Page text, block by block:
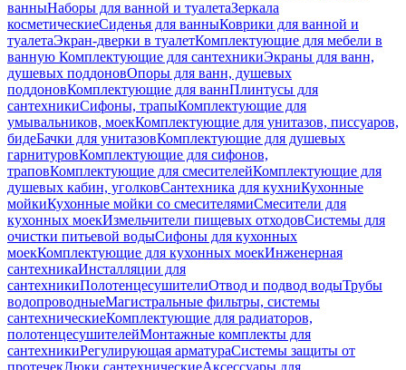
ванныНаборы для ванной и туалетаЗеркала
косметическиеСиденья для ванныКоврики для ванной и
туалетаЭкран-дверки в туалетКомплектующие для мебели в
ванную Комплектующие для сантехникиЭкраны для ванн,
душевых поддоновОпоры для ванн, душевых
поддоновКомплектующие для ваннПлинтусы для
сантехникиСифоны, трапыКомплектующие для
умывальников, моекКомплектующие для унитазов, писсуаров,
бидеБачки для унитазовКомплектующие для душевых
гарнитуровКомплектующие для сифонов,
траповКомплектующие для смесителейКомплектующие для
душевых кабин, уголковСантехника для кухниКухонные
мойкиКухонные мойки со смесителямиСмесители для
кухонных моекИзмельчители пищевых отходовСистемы для
очистки питьевой водыСифоны для кухонных
моекКомплектующие для кухонных моекИнженерная
сантехникаИнсталляции для
сантехникиПолотенцесушителиОтвод и подвод водыТрубы
водопроводныеМагистральные фильтры, системы
сантехническиеКомплектующие для радиаторов,
полотенцесушителейМонтажные комплекты для
сантехникиРегулирующая арматураСистемы защиты от
протечекЛюки сантехническиеАксессуары для